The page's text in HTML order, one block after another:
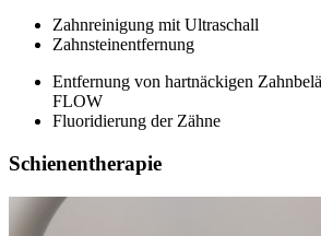
Zahnreinigung mit Ultraschall
Zahnsteinentfernung
Entfernung von hartnäckigen
FLOW
Fluoridierung der Zähne
Schienentherapie